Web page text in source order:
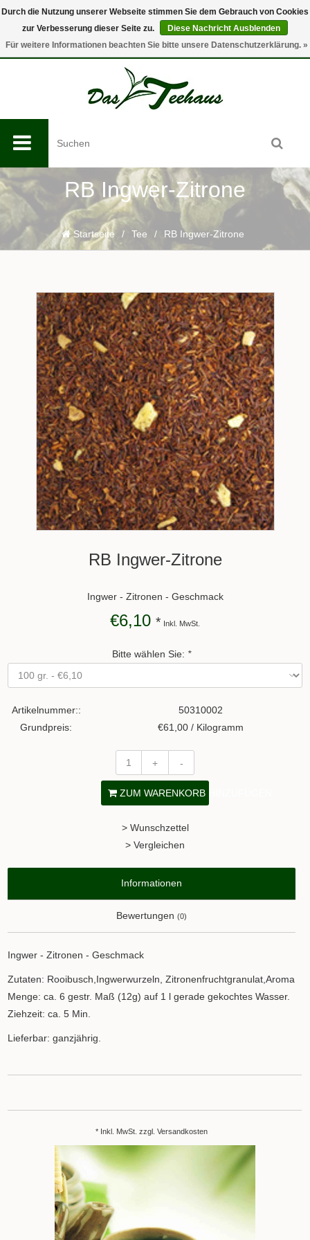
0
RB Ingwer-Zitrone
Startseite / Tee / RB Ingwer-Zitrone
RB Ingwer-Zitrone
Ingwer - Zitronen - Geschmack
€6,10 * Inkl. MwSt.
Bitte wählen Sie: *
Artikelnummer::
50310002
Grundpreis:
€61,00 / Kilogramm
+ -
ZUM WARENKORB HINZUFÜGEN
> Wunschzettel
> Vergleichen
Informationen
Bewertungen (0)
Ingwer - Zitronen - Geschmack
Zutaten: Rooibusch,Ingwerwurzeln, Zitronenfruchtgranulat,Aroma
Menge: ca. 6 gestr. Maß (12g) auf 1 l gerade gekochtes Wasser.
Ziehzeit: ca. 5 Min.
Lieferbar: ganzjährig.
* Inkl. MwSt. zzgl. Versandkosten
Durch die Nutzung unserer Webseite stimmen Sie dem Gebrauch von Cookies
zur Verbesserung dieser Seite zu.
Diese Nachricht Ausblenden
Für weitere Informationen beachten Sie bitte unsere Datenschutzerklärung. »